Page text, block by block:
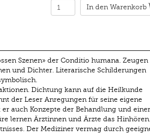
In den Warenkorb
Szenen» der Conditio humana. Zeugen
und Dichter. Literarische Schilderungen
Dichtung kann auf die Heilkunde
der Leser Anregungen für seine eigene
auch Konzepte der Behandlung und einer
lernen Ärztinnen und Ärzte das Hinhören.
Der Mediziner vermag durch